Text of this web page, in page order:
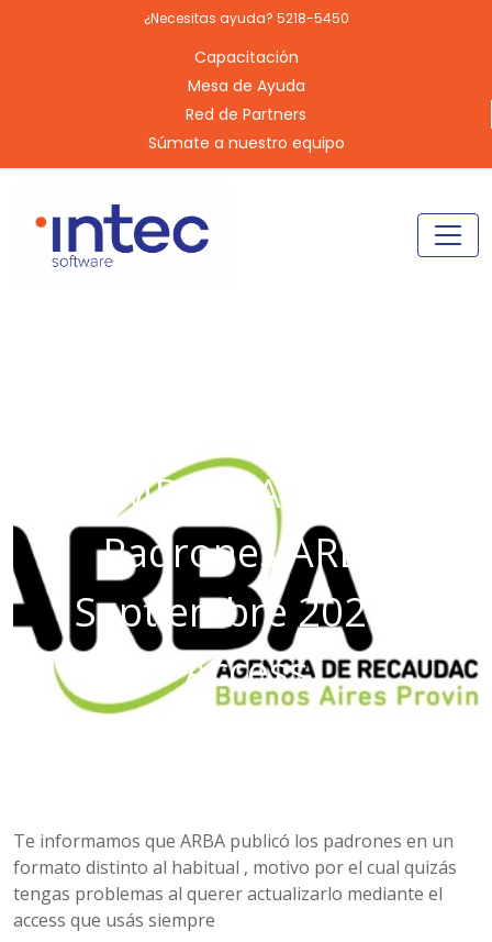
¿Necesitas ayuda? 5218-5450
Capacitación
Mesa de Ayuda
Red de Partners
Súmate a nuestro equipo
IMPORTANTE –
Padrones ARBA
Septiembre 2021 –
Access
Te informamos que ARBA publicó los padrones en un
formato distinto al habitual , motivo por el cual quizás
tengas problemas al querer actualizarlo mediante el
access que usás siempre